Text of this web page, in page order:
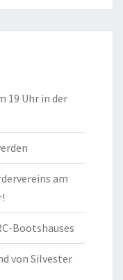
19 Uhr in der
am
Bootshauses
von Silvester